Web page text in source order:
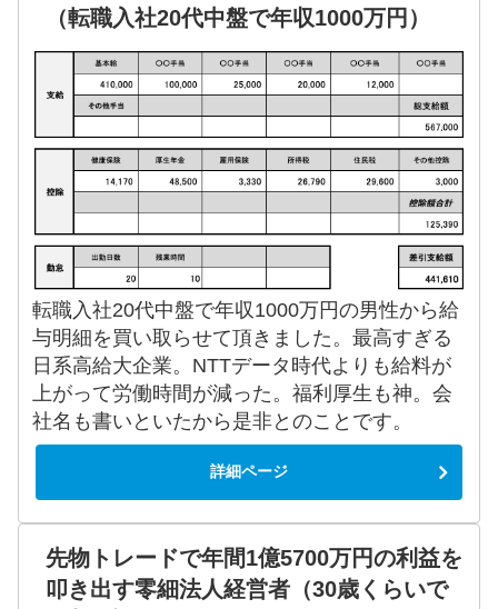
（転職入社20代中盤で年収1000万円）
転職入社20代中盤で年収1000万円の男性から給
与明細を買い取らせて頂きました。最高すぎる
日系高給大企業。NTTデータ時代よりも給料が
上がって労働時間が減った。福利厚生も神。会
社名も書いといたから是非とのことです。
詳細ページ
先物トレードで年間1億5700万円の利益を
叩き出す零細法人経営者（30歳くらいで